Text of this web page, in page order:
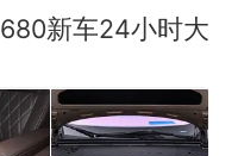
新车24小时大